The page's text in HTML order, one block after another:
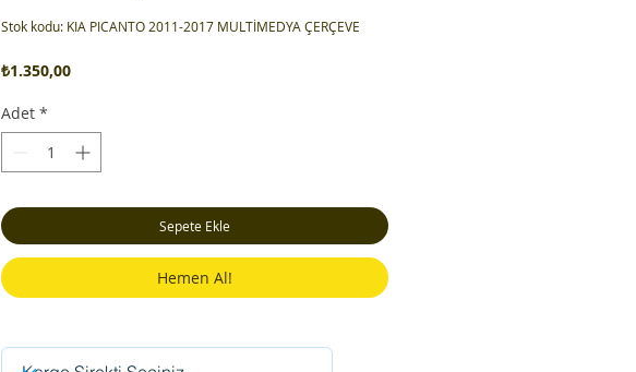
Stok kodu: KIA PICANTO 2011-2017 MULTİMEDYA ÇERÇEVE
₺1.350,00Fiyat
Adet *
Sepete Ekle
Hemen Al!